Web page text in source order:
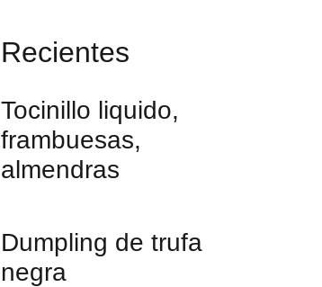
Recientes
Tocinillo liquido,
frambuesas,
almendras
Dumpling de trufa
negra